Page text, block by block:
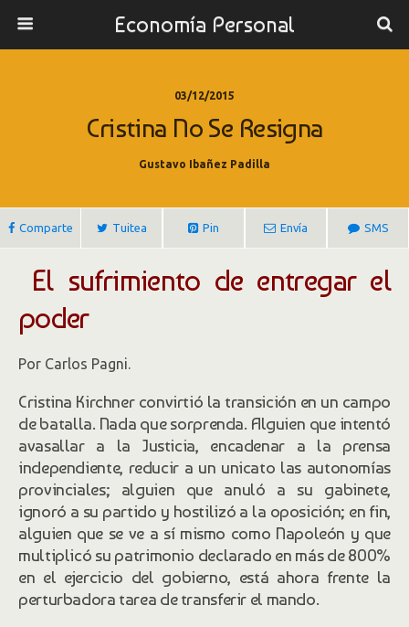
Economía Personal
03/12/2015
Cristina No Se Resigna
Gustavo Ibañez Padilla
Comparte Tuitea Pin Envía SMS
El sufrimiento de entregar el
poder
Por Carlos Pagni.
Cristina Kirchner convirtió la transición en un campo
de batalla. Nada que sorprenda. Alguien que intentó
avasallar a la Justicia, encadenar a la prensa
independiente, reducir a un unicato las autonomías
provinciales; alguien que anuló a su gabinete,
ignoró a su partido y hostilizó a la oposición; en fin,
alguien que se ve a sí mismo como Napoleón y que
multiplicó su patrimonio declarado en más de 800%
en el ejercicio del gobierno, está ahora frente la
perturbadora tarea de transferir el mando.